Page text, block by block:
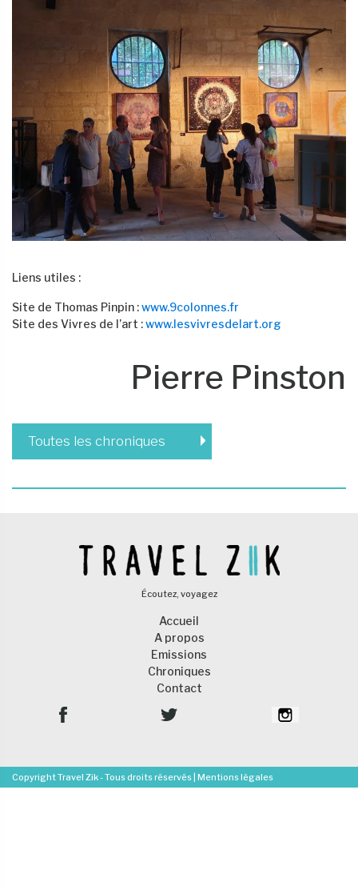
Liens utiles :
Site de Thomas Pinpin :www.9colonnes.fr
Site des Vivres de l’art :www.lesvivresdelart.org
Pierre Pinston
Toutes les chroniques
Écoutez, voyagez
Accueil
A propos
Emissions
Chroniques
Contact
Copyright Travel Zik - Tous droits réservés | Mentions légales